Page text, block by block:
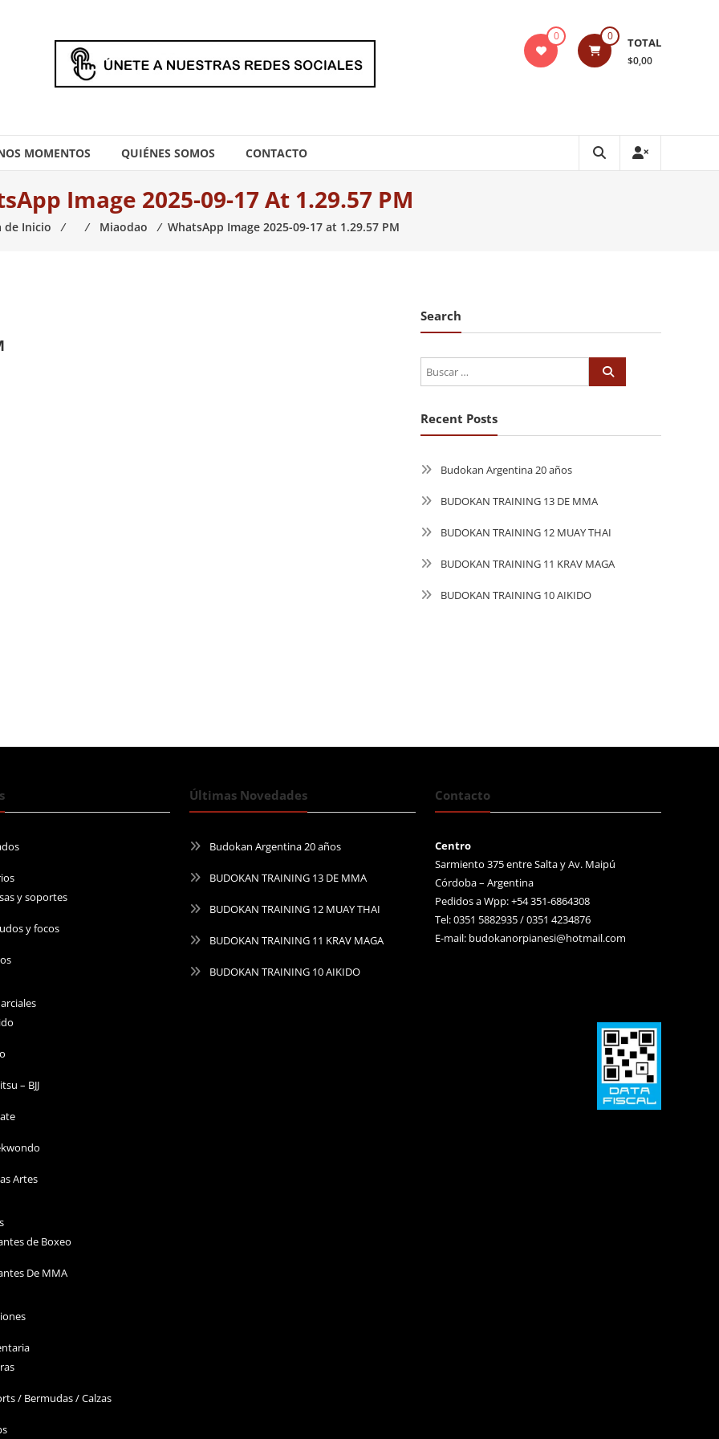
0 0 TOTAL
$0,00
MOMENTOS QUIÉNES SOMOS CONTACTO
Image 2025-09-17 At 1.29.57 PM
de Inicio ⁄ ⁄ Miaodao ⁄ WhatsApp Image 2025-09-17 at 1.29.57 PM
Search
Recent Posts
Budokan Argentina 20 años
BUDOKAN TRAINING 13 DE MMA
BUDOKAN TRAINING 12 MUAY THAI
BUDOKAN TRAINING 11 KRAV MAGA
BUDOKAN TRAINING 10 AIKIDO
y soportes
y focos
– BJJ
Artes
de Boxeo
De MMA
/ Bermudas / Calzas
Últimas Novedades
Budokan Argentina 20 años
BUDOKAN TRAINING 13 DE MMA
BUDOKAN TRAINING 12 MUAY THAI
BUDOKAN TRAINING 11 KRAV MAGA
BUDOKAN TRAINING 10 AIKIDO
Contacto
Centro
Sarmiento 375 entre Salta y Av. Maipú
Córdoba – Argentina
Pedidos a Wpp: +54 351-6864308
Tel: 0351 5882935 / 0351 4234876
E-mail: budokanorpianesi@hotmail.com